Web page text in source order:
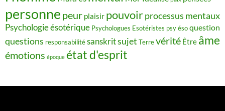
personne peur plaisir pouvoirprocessus mentaux
Psychologie ésotérique Psychologues Esotéristes psy ésoquestion
questions responsabilitésanskritsujet Terrevérité Être âme
émotions époque état d'esprit